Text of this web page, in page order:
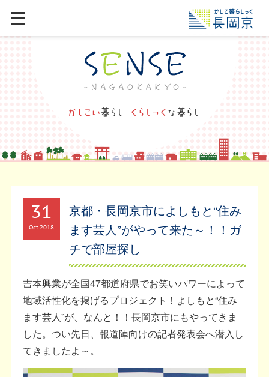
31
Oct2018
京都・長岡京市によしもと“住み
ます芸人”がやって来た～！！ガ
チで部屋探し
吉本興業が全国47都道府県でお笑いパワーによって
地域活性化を掲げるプロジェクト！よしもと“住み
ます芸人”が、なんと！！長岡京市にもやってきま
した。つい先日、報道陣向けの記者発表会へ潜入し
てきましたよ～。